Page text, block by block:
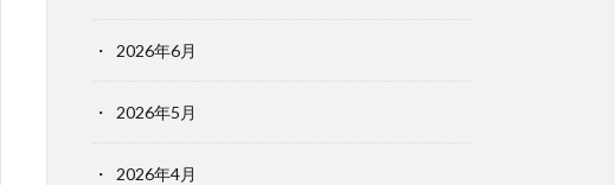
2026年6月
2026年5月
2026年4月